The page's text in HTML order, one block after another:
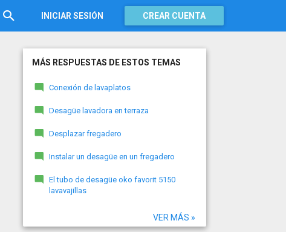
INICIAR SESIÓN CREAR CUENTA
MÁS RESPUESTAS DE ESTOS TEMAS
Conexión de lavaplatos
Desagüe lavadora en terraza
Desplazar fregadero
Instalar un desagüe en un fregadero
El tubo de desagüe oko favorit 5150
lavavajillas
VER MÁS »